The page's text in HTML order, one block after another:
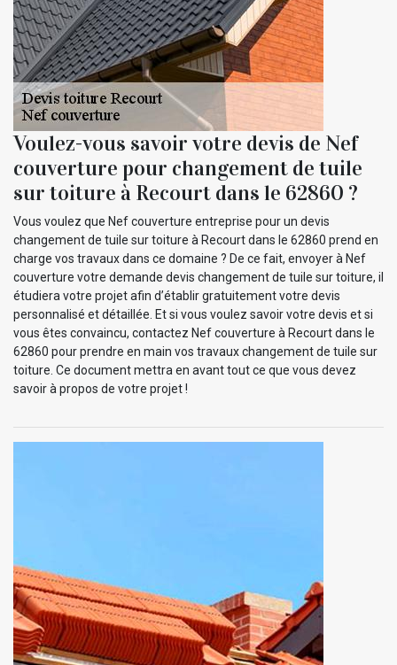
Voulez-vous savoir votre devis de Nef
couverture pour changement de tuile
sur toiture à Recourt dans le 62860 ?
Vous voulez que Nef couverture entreprise pour un devis
changement de tuile sur toiture à Recourt dans le 62860 prend en
charge vos travaux dans ce domaine ? De ce fait, envoyer à Nef
couverture votre demande devis changement de tuile sur toiture, il
étudiera votre projet afin d’établir gratuitement votre devis
personnalisé et détaillée. Et si vous voulez savoir votre devis et si
vous êtes convaincu, contactez Nef couverture à Recourt dans le
62860 pour prendre en main vos travaux changement de tuile sur
toiture. Ce document mettra en avant tout ce que vous devez
savoir à propos de votre projet !